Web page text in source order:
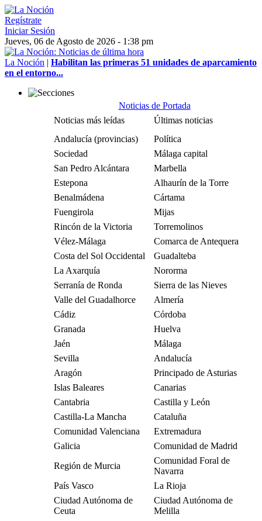
Regístrate
Iniciar Sesión
Jueves, 06 de Agosto de 2026 - 1:38 pm
La Noción | Habilitan las primeras 51 unidades de aparcamiento
en el entorno...
Noticias de Portada
Noticias más leídas
Últimas noticias
Andalucía (provincias)
Política
Sociedad
Málaga capital
San Pedro Alcántara
Marbella
Estepona
Alhaurín de la Torre
Benalmádena
Cártama
Fuengirola
Mijas
Rincón de la Victoria
Torremolinos
Vélez-Málaga
Comarca de Antequera
Costa del Sol Occidental
Guadalteba
La Axarquía
Nororma
Serranía de Ronda
Sierra de las Nieves
Valle del Guadalhorce
Almería
Cádiz
Córdoba
Granada
Huelva
Jaén
Málaga
Sevilla
Andalucía
Aragón
Principado de Asturias
Islas Baleares
Canarias
Cantabria
Castilla y León
Castilla-La Mancha
Cataluña
Comunidad Valenciana
Extremadura
Galicia
Comunidad de Madrid
Región de Murcia
Comunidad Foral de
Navarra
País Vasco
La Rioja
Ciudad Autónoma de
Ceuta
Ciudad Autónoma de
Melilla